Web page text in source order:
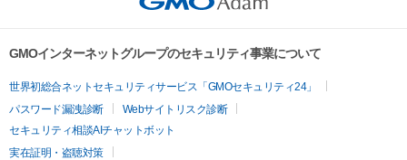
GMOインターネットグループのセキュリティ事業について
世界初総合ネットセキュリティサービス「GMOセキュリティ24」
パスワード漏洩診断
Webサイトリスク診断
セキュリティ相談AIチャットボット
実在証明・盗聴対策